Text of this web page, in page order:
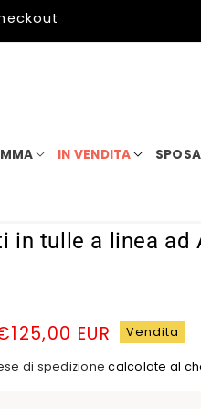
IN VENDITA SPOSA
in tulle a linea ad
EUR Vendita
di spedizione calcolate al